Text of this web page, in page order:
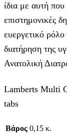
ίδια με αυτή
επιστημονικές
ευεργετικό
διατήρηση της
Ανατολική
Lamberts Multi
tabs
Βάρος 0,15 κ.